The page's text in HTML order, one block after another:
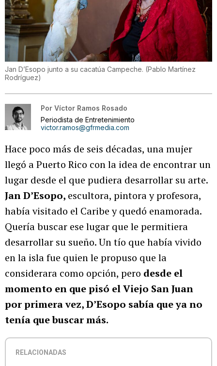
Jan D’Esopo junto a su cacatúa Campeche. (Pablo Martínez
Rodríguez)
Por Víctor Ramos Rosado
Periodista de Entretenimiento
victor.ramos@gfrmedia.com
Hace poco más de seis décadas, una mujer
llegó a Puerto Rico con la idea de encontrar un
lugar desde el que pudiera desarrollar su arte.
Jan D’Esopo, escultora, pintora y profesora,
había visitado el Caribe y quedó enamorada.
Quería buscar ese lugar que le permitiera
desarrollar su sueño. Un tío que había vivido
en la isla fue quien le propuso que la
considerara como opción, pero desde el
momento en que pisó el Viejo San Juan
por primera vez, D’Esopo sabía que ya no
tenía que buscar más.
RELACIONADAS